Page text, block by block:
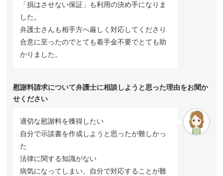
「損はさせない保証」も利用の決め手になりま
した。
弁護士さんも相手方へ厳しく対応してくださり
合意に至ったのでとても着手金不要でとても助
かりました。
慰謝料請求について弁護士に相談しようと思った理由をお聞か
せください
適切な慰謝料を獲得したい
自分で示談書を作成しようと思ったが難しかっ
た
法律に関する知識がない
病気になってしまい、自分で対応することが難